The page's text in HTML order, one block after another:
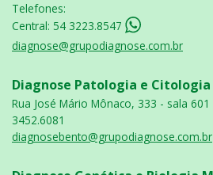
Telefones:
Central: 54 3223.8547
diagnose@grupodiagnose.com.br
Diagnose Patologia e Citologia
Rua José Mário Mônaco, 333 - sala
3452.6081
diagnosebento@grupodiagnose.com.br